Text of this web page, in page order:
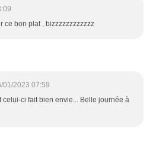
ce bon plat , bizzzzzzzzzzzz
01/2023 07:59
celui-ci fait bien envie... Belle journée à